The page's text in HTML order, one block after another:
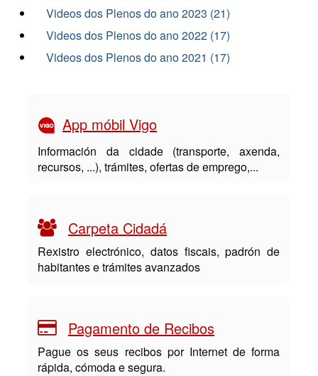
Videos dos Plenos do ano 2023 (21)
Videos dos Plenos do ano 2022 (17)
Videos dos Plenos do ano 2021 (17)
App móbil Vigo
Información da cidade (transporte, axenda,
recursos, ...), trámites, ofertas de emprego,...
Carpeta Cidadá
Rexistro electrónico, datos fiscais, padrón de
habitantes e trámites avanzados
Pagamento de Recibos
Pague os seus recibos por Internet de forma
rápida, cómoda e segura.